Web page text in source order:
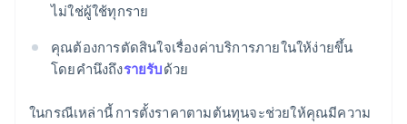
ไม่ใช่ผู้ใช้ทุกราย
คุณต้องการตัดสินใจเรื่องค่าบริการภายในให้ง่ายขึ้น
โดยคำนึงถึงรายรับด้วย
ในกรณีเหล่านี้ การตั้งราคาตามต้นทุนจะช่วยให้คุณมีความ